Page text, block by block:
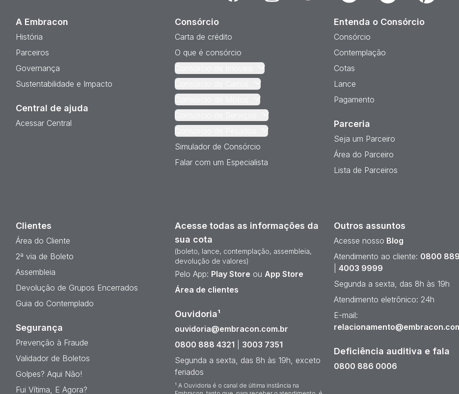
A Embracon
História
Parceiros
Governança
Sustentabilidade e Impacto
Central de ajuda
Acessar Central
Consórcio
Carta de crédito
O que é consórcio
Simulador de Consórcio
Falar com um Especialista
Entenda o Consórcio
Consórcio
Contemplação
Cotas
Lance
Pagamento
Parceria
Seja um Parceiro
Área do Parceiro
Lista de Parceiros
Clientes
Área do Cliente
2ª via de Boleto
Assembleia
Devolução de Grupos Encerrados
Guia do Contemplado
Segurança
Prevenção à Fraude
Validador de Boletos
Golpes? Aqui Não!
Fui Vítima, E Agora?
Acesse todas as informações da
sua cota
(boleto, lance, contemplação, assembleia,
devolução de valores)
Pelo App: Play Store ou App Store
Área de clientes
Ouvidoria¹
ouvidoria@embracon.com.br
0800 888 4321
3003 7351
Segunda a sexta, das 8h às 19h, exceto
feriados
¹ A Ouvidoria é o canal de última instância na
Outros assuntos
Acesse nosso Blog
Atendimento ao cliente: 0800
4003 9999
Segunda a sexta, das 8h às 19h
Atendimento eletrônico: 24h
E-mail:
Deficiência auditiva e fala
0800 886 0006